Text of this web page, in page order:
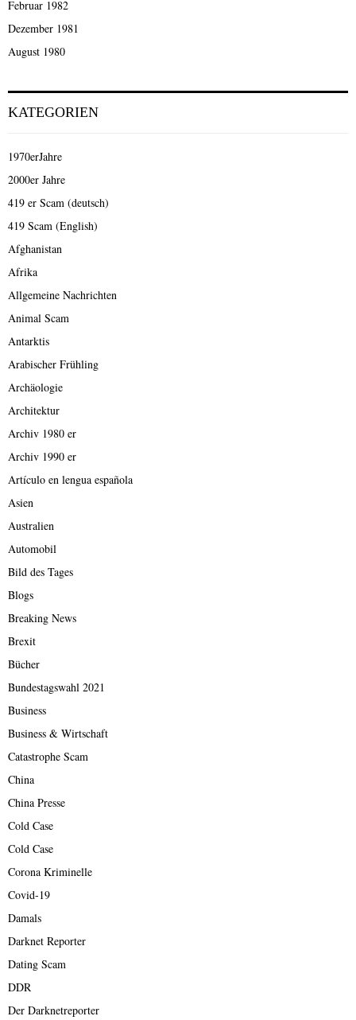
Februar 1982
Dezember 1981
August 1980
KATEGORIEN
1970erJahre
2000er Jahre
419 er Scam (deutsch)
419 Scam (English)
Afghanistan
Afrika
Allgemeine Nachrichten
Animal Scam
Antarktis
Arabischer Frühling
Archäologie
Architektur
Archiv 1980 er
Archiv 1990 er
Artículo en lengua española
Asien
Australien
Automobil
Bild des Tages
Blogs
Breaking News
Brexit
Bücher
Bundestagswahl 2021
Business
Business & Wirtschaft
Catastrophe Scam
China
China Presse
Cold Case
Cold Case
Corona Kriminelle
Covid-19
Damals
Darknet Reporter
Dating Scam
DDR
Der Darknetreporter